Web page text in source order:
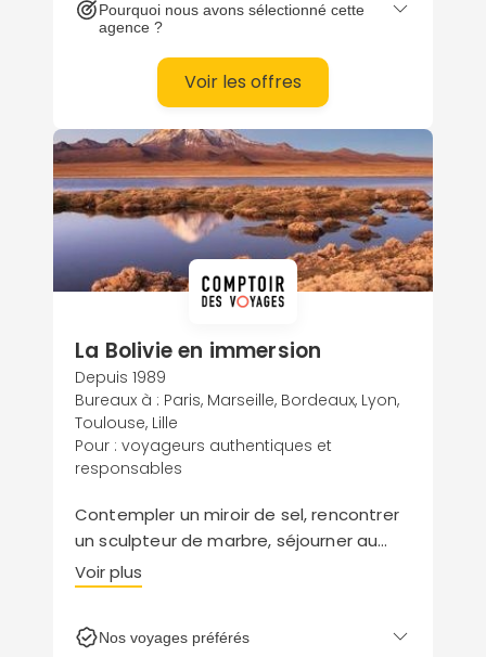
Pourquoi nous avons sélectionné cette
agence ?
Voir les offres
La Bolivie en immersion
Depuis 1989
Bureaux à : Paris, Marseille, Bordeaux, Lyon,
Toulouse, Lille
Pour : voyageurs authentiques et
responsables
Contempler un miroir de sel, rencontrer
un sculpteur de marbre, séjourner au
sein d’un hôtel colonial : Comptoir des
Voyages vous propose des séjours
humaine.
Voir plus
Nos voyages préférés